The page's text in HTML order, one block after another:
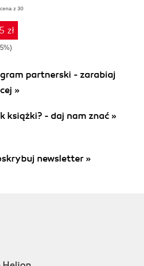
z 30
zł
partnerski - zarabiaj
»
książki? - daj nam znać »
newsletter »